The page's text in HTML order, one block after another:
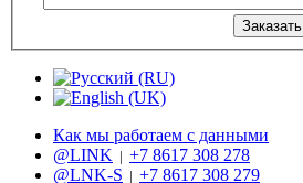
Заказать
Как мы работаем с данными
@LINK | +7 8617 308 278
@LNK-S | +7 8617 308 279